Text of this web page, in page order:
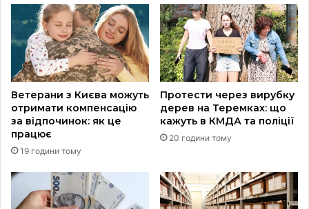
Ветерани з Києва можуть
отримати компенсацію
за відпочинок: як це
працює
19 години тому
Протести через вирубку
дерев на Теремках: що
кажуть в КМДА та поліції
20 години тому